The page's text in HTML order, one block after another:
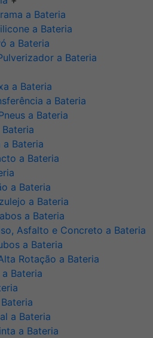
a Bateria
a Bateria
a Bateria
a Bateria
a Bateria
a Bateria
a Bateria
a Bateria
a Bateria
a Bateria
a Bateria
a Bateria
Asfalto e Concreto a Bateria
a Bateria
Rotação a Bateria
Bateria
a Bateria
a Bateria